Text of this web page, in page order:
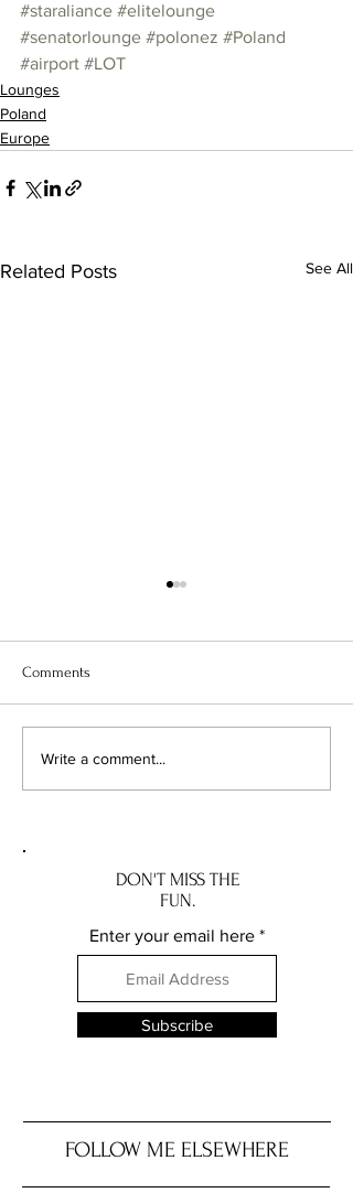
#staraliance #elitelounge
#senatorlounge #polonez #Poland
#airport #LOT
Lounges
Poland
Europe
Related Posts See All
Taberna Angel Belmonte:
Comments
Write a comment...
DON'T MISS THE
FUN.
Enter your email here
Subscribe
FOLLOW ME ELSEWHERE